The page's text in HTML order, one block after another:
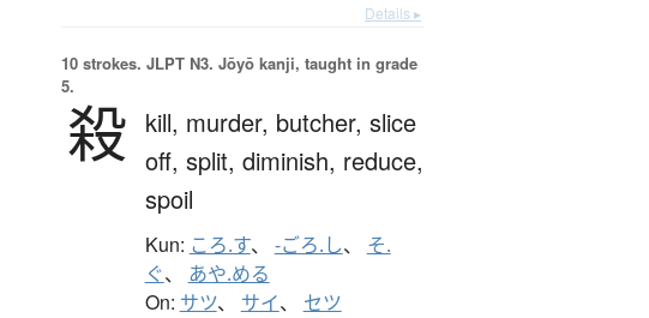
Details ▸
10 strokes. JLPT N3. Jōyō kanji, taught in grade
5.
殺 kill, murder, butcher, slice
off, split, diminish, reduce,
spoil
Kun: ころ.す、 -ごろ.し、 そ.
ぐ、 あや.める
On: サツ、 サイ、 セツ